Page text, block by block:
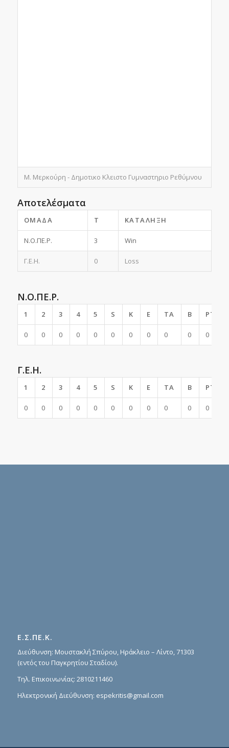
Μ. Μερκούρη - Δημοτικο Κλειστο Γυμναστηριο Ρεθύμνου
Αποτελέσματα
ΟΜΆΔΑ T ΚΑΤΆΛΗΞΗ
Ν.Ο.ΠΕ.Ρ. 3 Win
Γ.Ε.Η. 0 Loss
Ν.Ο.ΠΕ.Ρ.
1 2 3 4 5 S K E TA B PTS
0 0 0 0 0 0 0 0 0 0 0
Γ.Ε.Η.
1 2 3 4 5 S K E TA B PTS
0 0 0 0 0 0 0 0 0 0 0
Ε.Σ.ΠΕ.Κ.
Διεύθυνση: Μουστακλή Σπύρου, Ηράκλειο – Λίντο, 71303
(εντός του Παγκρητίου Σταδίου).
Τηλ. Επικοινωνίας: 2810211460
Ηλεκτρονική Διεύθυνση: espekritis@gmail.com